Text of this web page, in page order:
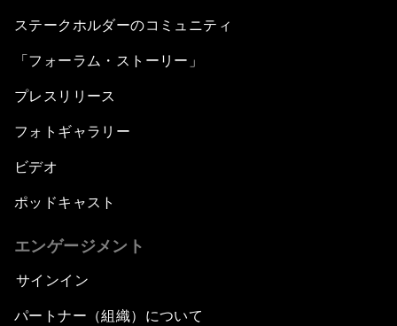
ステークホルダーのコミュニティ
「フォーラム・ストーリー」
プレスリリース
フォトギャラリー
ビデオ
ポッドキャスト
エンゲージメント
サインイン
パートナー（組織）について